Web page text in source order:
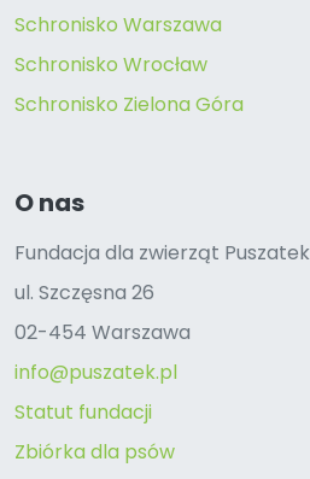
Schronisko Warszawa
Schronisko Wrocław
Schronisko Zielona Góra
O nas
Fundacja dla zwierząt Puszatek
ul. Szczęsna 26
02-454 Warszawa
info@puszatek.pl
Statut fundacji
Zbiórka dla psów